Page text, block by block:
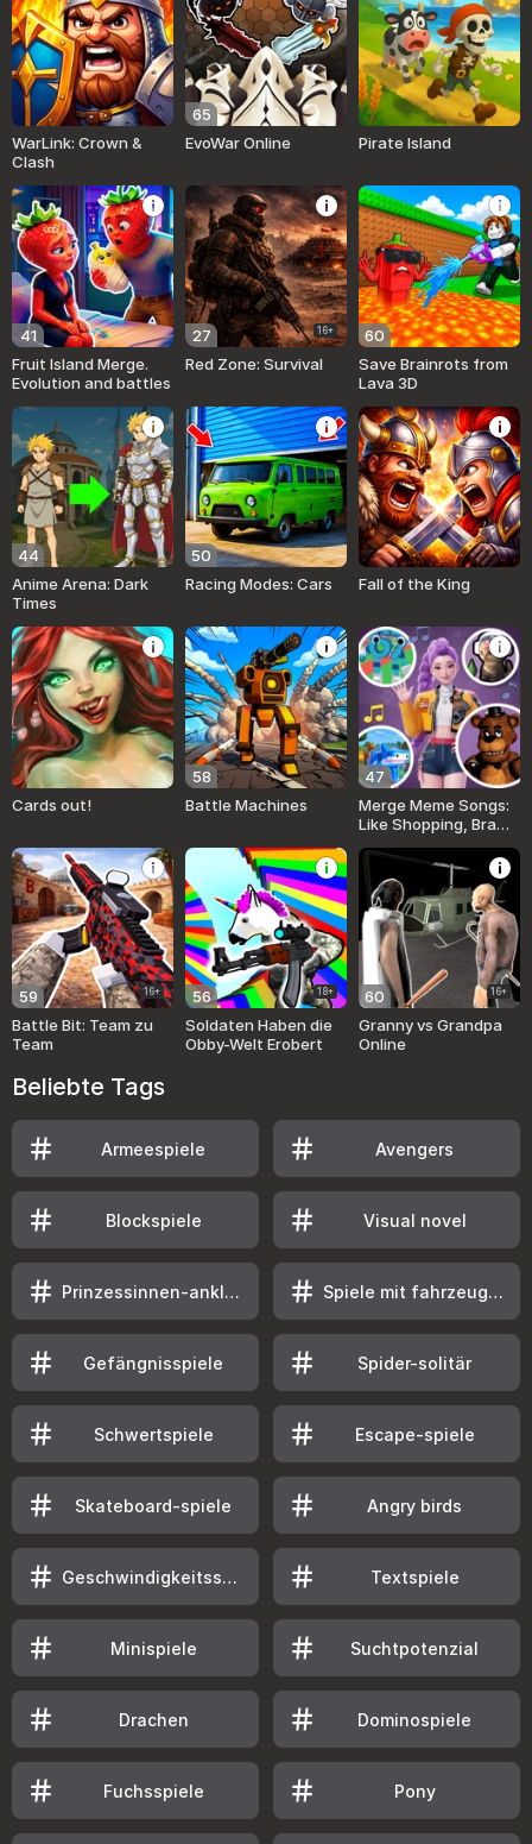
WarLink: Crown &
Clash
65
EvoWar Online
Pirate Island
41
Fruit Island Merge.
Evolution and battles
27 16+
Red Zone: Survival
60
Save Brainrots from
Lava 3D
44
Anime Arena: Dark
Times
50
Racing Modes: Cars
Fall of the King
Cards out!
58
Battle Machines
47
Merge Meme Songs:
Like Shopping, Brawl,
59 16+
Battle Bit: Team zu
Team
56 18+
Soldaten Haben die
Obby-Welt Erobert
60 16+
Granny vs Grandpa
Online
Beliebte Tags
Armeespiele Avengers
Blockspiele Visual novel
Prinzessinnen-ankleidespiele Spiele mit fahrzeugwracks
Gefängnisspiele Spider-solitär
Schwertspiele Escape-spiele
Skateboard-spiele Angry birds
Geschwindigkeitsspiele Textspiele
Minispiele Suchtpotenzial
Drachen Dominospiele
Fuchsspiele Pony